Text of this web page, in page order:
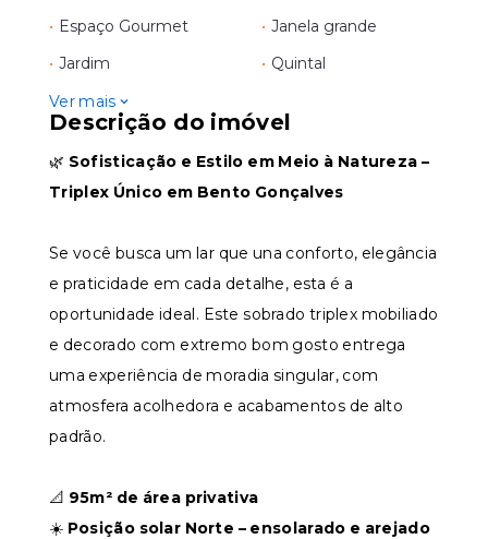
• Espaço Gourmet • Janela grande
• Jardim • Quintal
Ver mais
Descrição do imóvel
🌿 Sofisticação e Estilo em Meio à Natureza –
Triplex Único em Bento Gonçalves
Se você busca um lar que una conforto, elegância
e praticidade em cada detalhe, esta é a
oportunidade ideal. Este sobrado triplex mobiliado
e decorado com extremo bom gosto entrega
uma experiência de moradia singular, com
atmosfera acolhedora e acabamentos de alto
padrão.
📐 95m² de área privativa
☀️ Posição solar Norte – ensolarado e arejado